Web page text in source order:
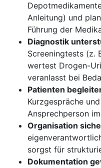
Anleitung) und
Führung der
Diagnostik
Screeningtests (z.
wertest Drogen-
veranlasst bei
Patienten
Kurzgespräche
Ansprechperson
Organisation
sorgst für
Dokumentation